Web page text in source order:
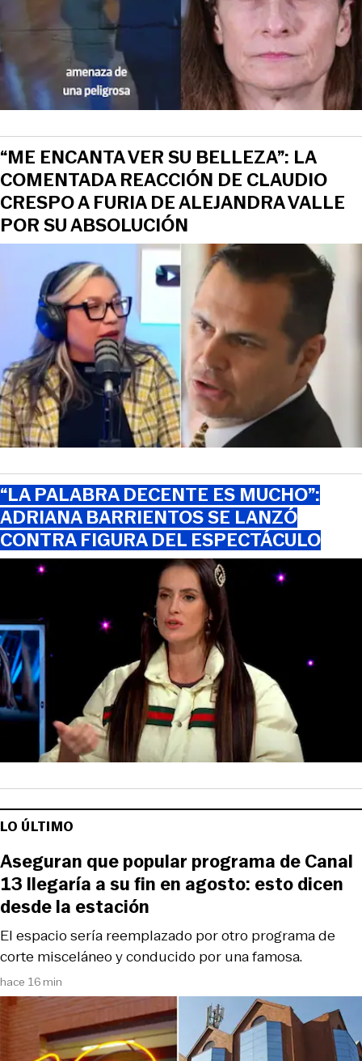
“ME ENCANTA VER SU BELLEZA”: LA
COMENTADA REACCIÓN DE CLAUDIO
CRESPO A FURIA DE ALEJANDRA VALLE
POR SU ABSOLUCIÓN
“LA PALABRA DECENTE ES MUCHO”:
ADRIANA BARRIENTOS SE LANZÓ
CONTRA FIGURA DEL ESPECTÁCULO
LO ÚLTIMO
hace 16 min
El espacio sería reemplazado por otro programa de
corte misceláneo y conducido por una famosa.
Aseguran que popular programa de Canal
13 llegaría a su fin en agosto: esto dicen
desde la estación